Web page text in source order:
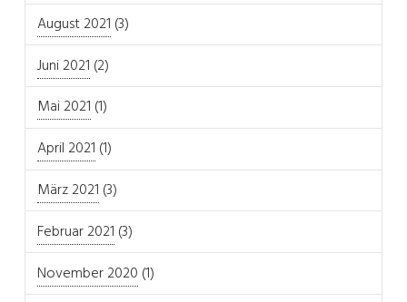
August 2021 (3)
Juni 2021 (2)
Mai 2021 (1)
April 2021 (1)
März 2021 (3)
Februar 2021 (3)
November 2020 (1)